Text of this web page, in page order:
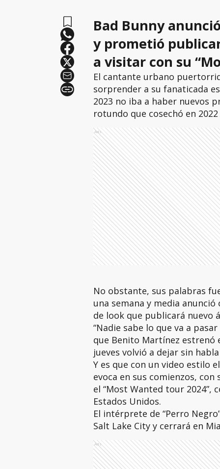
Bad Bunny
y prometió
a visitar con su
El cantante urbano
sorprender a su fanaticada
2023 no iba a haber nuevos
rotundo que cosechó en
Ads
No obstante, sus palabras
una semana y media
de look que publicará nuevo
“Nadie sabe lo que va a
que Benito Martínez estrenó
jueves volvió a dejar sin
Y es que con un video estilo
evoca en sus comienzos,
el “Most Wanted tour
Estados Unidos.
El intérprete de “Perro
Salt Lake City y cerrará en
Ads